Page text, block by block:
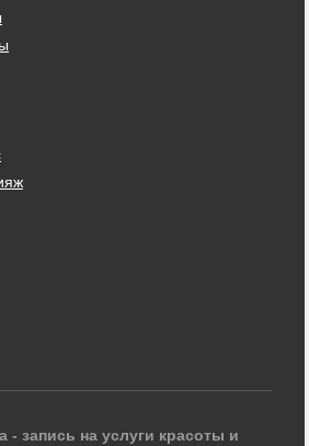
- запись на услуги красоты и